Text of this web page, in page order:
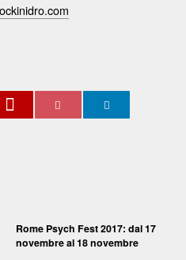
Rome Psych Fest 2017: dal 17
novembre al 18 novembre